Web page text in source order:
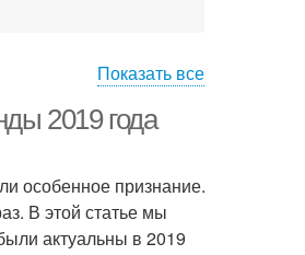
Показать все
2019 года
особенное признание.
В этой статье мы
актуальны в 2019